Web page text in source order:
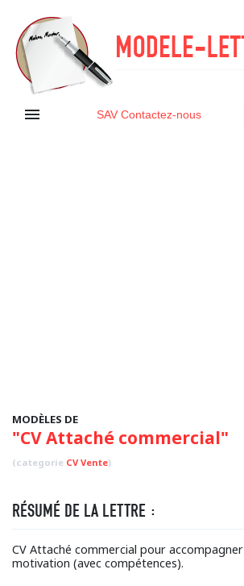
 SAV Contactez-nous
MODÈLES DE
"CV Attaché commercial"
(categorie CV Vente)
RÉSUMÉ DE LA LETTRE :
CV Attaché commercial pour
motivation (avec compétences).